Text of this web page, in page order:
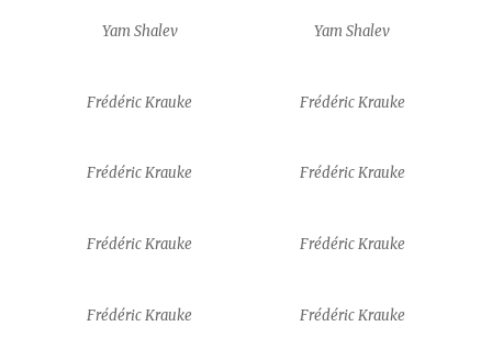
Yam Shalev Yam Shalev
Frédéric Krauke Frédéric Krauke
Frédéric Krauke Frédéric Krauke
Frédéric Krauke Frédéric Krauke
Frédéric Krauke Frédéric Krauke